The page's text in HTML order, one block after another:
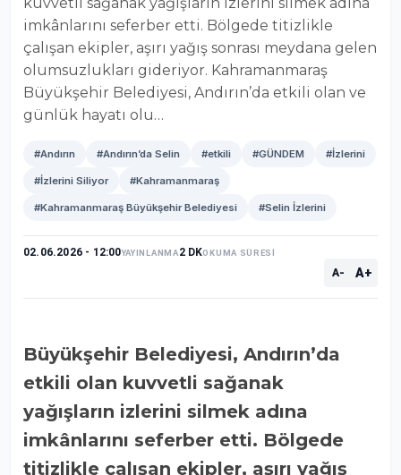
imkânlarını seferber etti. Bölgede titizlikle
çalışan ekipler, aşırı yağış sonrası meydana gelen
olumsuzlukları gideriyor. Kahramanmaraş
Büyükşehir Belediyesi, Andırın’da etkili olan ve
günlük hayatı olu…
#Andırın #Andırın’da Selin #etkili #GÜNDEM #İzlerini
#İzlerini Siliyor #Kahramanmaraş
#Kahramanmaraş Büyükşehir Belediyesi #Selin İzlerini
02.06.2026 - 12:00YAYINLANMA2 DKOKUMA SÜRESİ
A- A+